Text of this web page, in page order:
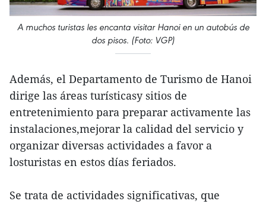
A muchos turistas les encanta visitar Hanoi en un autobús de
dos pisos. (Foto: VGP)
Además, el Departamento de Turismo de Hanoi
dirige las áreas turísticasy sitios de
entretenimiento para preparar activamente las
instalaciones,mejorar la calidad del servicio y
organizar diversas actividades a favor a
losturistas en estos días feriados.
Se trata de actividades significativas, que